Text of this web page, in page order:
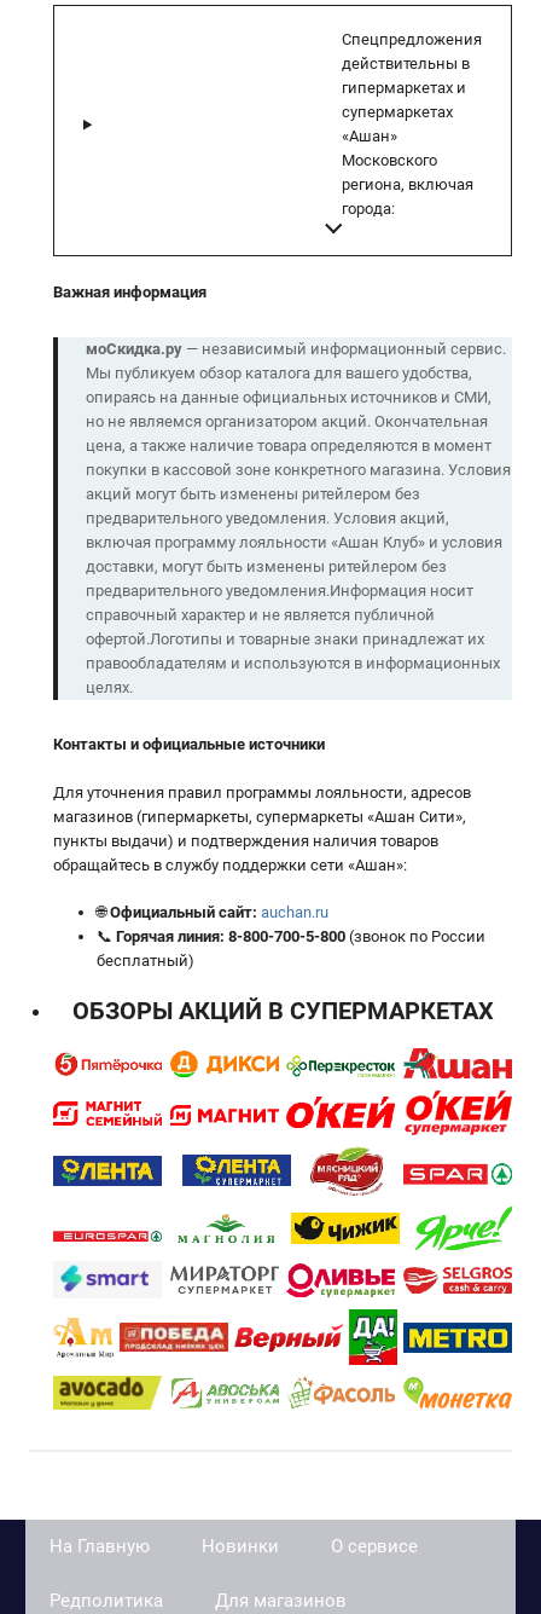
Спецпредложения
действительны в
гипермаркетах и
супермаркетах
«Ашан»
Московского
региона, включая
города:
Важная информация
моСкидка.ру— независимый информационный сервис.
Мы публикуем обзор каталога для вашего удобства,
опираясь на данные официальных источников и СМИ,
но не являемся организатором акций. Окончательная
цена, а также наличие товара определяются в момент
покупки в кассовой зоне конкретного магазина. Условия
акций могут быть изменены ритейлером без
предварительного уведомления. Условия акций,
включая программу лояльности «Ашан Клуб» и условия
доставки, могут быть изменены ритейлером без
предварительного уведомления.Информация носит
справочный характер и не является публичной
офертой.Логотипы и товарные знаки принадлежат их
правообладателям и используются в информационных
целях.
Контакты и официальные источники
Для уточнения правил программы лояльности, адресов
магазинов (гипермаркеты, супермаркеты «Ашан Сити»,
пункты выдачи) и подтверждения наличия товаров
обращайтесь в службу поддержки сети «Ашан»:
🌐Официальный сайт: auchan.ru
📞 Горячая линия: 8-800-700-5-800(звонок по России
бесплатный)
ОБЗОРЫ АКЦИЙ В СУПЕРМАРКЕТАХ
На Главную Новинки О сервисе
Редполитика Для магазинов